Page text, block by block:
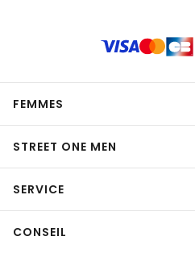
FEMMES
STREET ONE MEN
SERVICE
CONSEIL